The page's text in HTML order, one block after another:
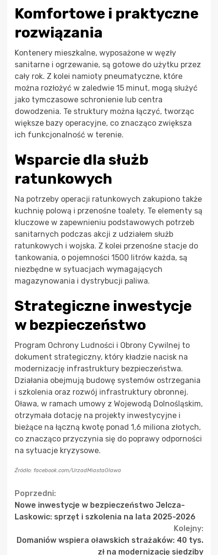
Komfortowe i praktyczne
rozwiązania
Kontenery mieszkalne, wyposażone w węzły
sanitarne i ogrzewanie, są gotowe do użytku przez
cały rok. Z kolei namioty pneumatyczne, które
można rozłożyć w zaledwie 15 minut, mogą służyć
jako tymczasowe schronienie lub centra
dowodzenia. Te struktury można łączyć, tworząc
większe bazy operacyjne, co znacząco zwiększa
ich funkcjonalność w terenie.
Wsparcie dla służb
ratunkowych
Na potrzeby operacji ratunkowych zakupiono także
kuchnię polową i przenośne toalety. Te elementy są
kluczowe w zapewnieniu podstawowych potrzeb
sanitarnych podczas akcji z udziałem służb
ratunkowych i wojska. Z kolei przenośne stacje do
tankowania, o pojemności 1500 litrów każda, są
niezbędne w sytuacjach wymagających
magazynowania i dystrybucji paliwa.
Strategiczne inwestycje
w bezpieczeństwo
Program Ochrony Ludności i Obrony Cywilnej to
dokument strategiczny, który kładzie nacisk na
modernizację infrastruktury bezpieczeństwa.
Działania obejmują budowę systemów ostrzegania
i szkolenia oraz rozwój infrastruktury obronnej.
Oława, w ramach umowy z Wojewodą Dolnośląskim,
otrzymała dotację na projekty inwestycyjne i
bieżące na łączną kwotę ponad 1,6 miliona złotych,
co znacząco przyczynia się do poprawy odporności
na sytuacje kryzysowe.
Źródło: facebook.com/UrzadMiastaOlawa
Continue
Reading
Poprzedni:
Nowe inwestycje w bezpieczeństwo Jelcza-
Laskowic: sprzęt i szkolenia na lata 2025-2026
Kolejny:
Domaniów wspiera oławskich strażaków: 40 tys.
zł na modernizację siedziby